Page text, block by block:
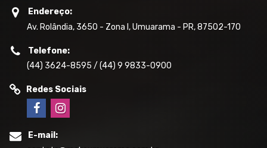
Endereço:
Av. Rolândia, 3650 - Zona I, Umuarama - PR, 87502-170
Telefone:
(44) 3624-8595 / (44) 9 9833-0900
Redes Sociais
E-mail: